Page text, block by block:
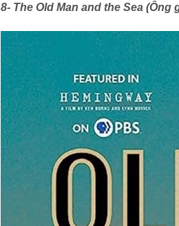
8- The Old Man and the Sea (Ông